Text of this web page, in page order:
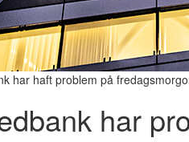
har haft problem på
har